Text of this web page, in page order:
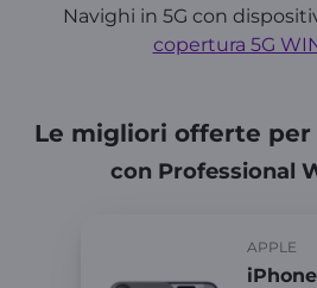
Navighi in 5G con
copertura 5G
Le migliori offerte per
con Professional
APPLE